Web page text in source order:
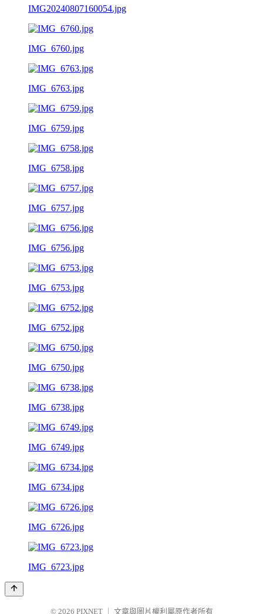
IMG20240807160054.jpg
IMG_6760.jpg
IMG_6763.jpg
IMG_6759.jpg
IMG_6758.jpg
IMG_6757.jpg
IMG_6756.jpg
IMG_6753.jpg
IMG_6752.jpg
IMG_6750.jpg
IMG_6738.jpg
IMG_6749.jpg
IMG_6734.jpg
IMG_6726.jpg
IMG_6723.jpg
© 2026 PIXNET 文章與圖片權利屬原作者所有